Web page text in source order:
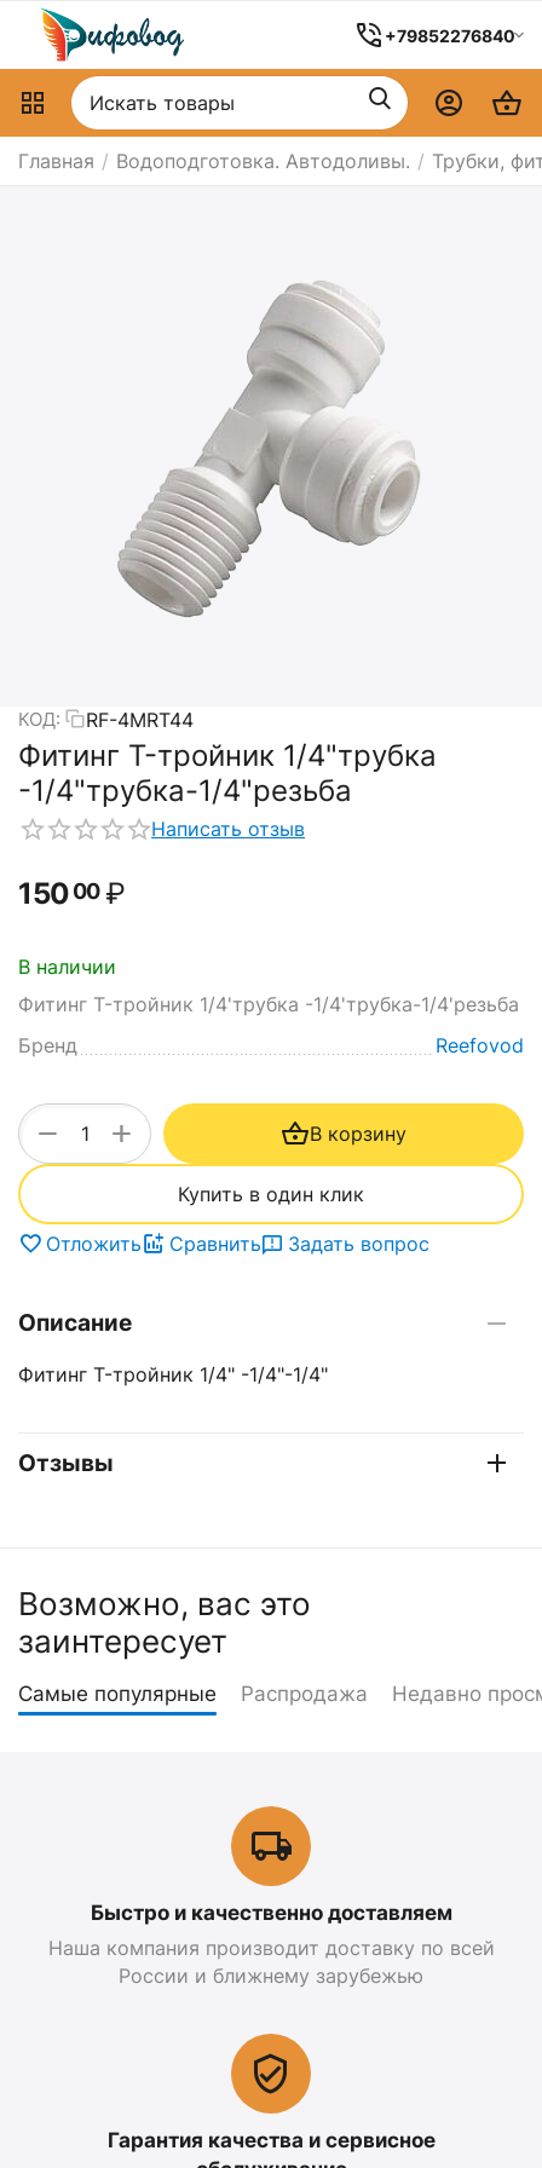
+79852276840
Главная / Водоподготовка. Автодоливы. / Трубки,
КОД: RF-4MRT44
Фитинг T-тройник 1/4"трубка
-1/4"трубка-1/4"резьба
Написать отзыв
15000 ₽
В наличии
Фитинг T-тройник 1/4'трубка -1/4'трубка-1/4'резьба
Бренд
Reefovod
+
− В корзину
Купить в один клик
Отложить Сравнить Задать вопрос
Описание
Фитинг T-тройник 1/4" -1/4"-1/4"
Отзывы
Возможно, вас это
заинтересует
Самые популярные Распродажа Недавно
Быстро и качественно доставляем
Наша компания производит доставку по всей
России и ближнему зарубежью
Гарантия качества и сервисное